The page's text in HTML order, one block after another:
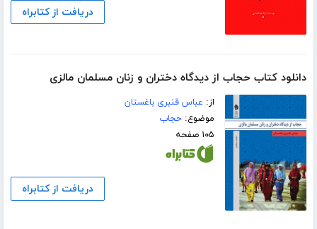
دریافت از کتابراه
دانلود کتاب حجاب از دیدگاه دختران و زنان مسلمان مالزی
از: عباس قنبری باغستان
موضوع:حجاب
۱۰۵ صفحه
دریافت از کتابراه